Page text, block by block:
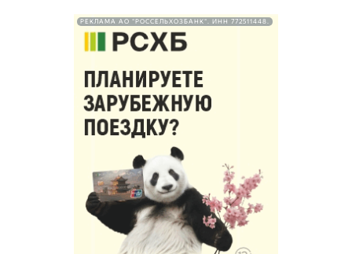
РЕКЛАМА АО "РОССЕЛЬХОЗБАНК". ИНН 772511448.